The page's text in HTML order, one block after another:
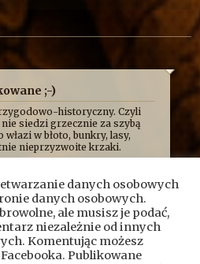
;-)
historyczny. Czyli
siedzi grzecznie za szybą
w błoto, bunkry, lasy,
nieprzyzwoite krzaki.
Formalnie jesteśmy
i historycznych absurdów, z
Skryptorium, ale opisujemy
Bywa więc, że taplamy
z archeologami, przeciskamy
po ruinach albo
na pomysł zbudowania
danych osobowych
danych osobowych.
ale musisz je podać,
niezależnie od innych
Komentując możesz
Publikowane